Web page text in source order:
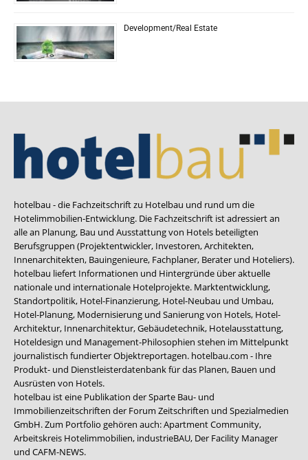
Development/Real Estate
hotelbau - die Fachzeitschrift zu Hotelbau und rund um die
Hotelimmobilien-Entwicklung. Die Fachzeitschrift ist adressiert an
alle an Planung, Bau und Ausstattung von Hotels beteiligten
Berufsgruppen (Projektentwickler, Investoren, Architekten,
Innenarchitekten, Bauingenieure, Fachplaner, Berater und Hoteliers).
hotelbau liefert Informationen und Hintergründe über aktuelle
nationale und internationale Hotelprojekte. Marktentwicklung,
Standortpolitik, Hotel-Finanzierung, Hotel-Neubau und Umbau,
Hotel-Planung, Modernisierung und Sanierung von Hotels, Hotel-
Architektur, Innenarchitektur, Gebäudetechnik, Hotelausstattung,
Hoteldesign und Management-Philosophien stehen im Mittelpunkt
journalistisch fundierter Objektreportagen. hotelbau.com - Ihre
Produkt- und Dienstleisterdatenbank für das Planen, Bauen und
Ausrüsten von Hotels.
hotelbau ist eine Publikation der Sparte Bau- und
Immobilienzeitschriften der Forum Zeitschriften und Spezialmedien
GmbH. Zum Portfolio gehören auch:Apartment Community,
Arbeitskreis Hotelimmobilien, industrieBAU, Der Facility Manager
und CAFM-NEWS.